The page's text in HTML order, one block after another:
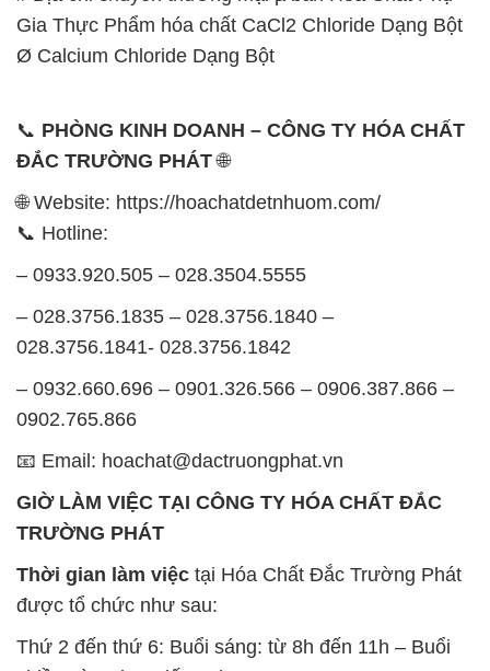
Gia Thực Phẩm hóa chất CaCl2 Chloride Dạng Bột
Ø Calcium Chloride Dạng Bột
📞 PHÒNG KINH DOANH – CÔNG TY HÓA CHẤT
ĐẮC TRƯỜNG PHÁT🌐
🌐 Website: https://hoachatdetnhuom.com/
📞 Hotline:
– 0933.920.505 – 028.3504.5555
– 028.3756.1835 – 028.3756.1840 –
028.3756.1841- 028.3756.1842
– 0932.660.696 – 0901.326.566 – 0906.387.866 –
0902.765.866
📧 Email: hoachat@dactruongphat.vn
GIỜ LÀM VIỆC TẠI CÔNG TY HÓA CHẤT ĐẮC
TRƯỜNG PHÁT
Thời gian làm việc tại Hóa Chất Đắc Trường Phát
được tổ chức như sau:
Thứ 2 đến thứ 6: Buổi sáng: từ 8h đến 11h – Buổi